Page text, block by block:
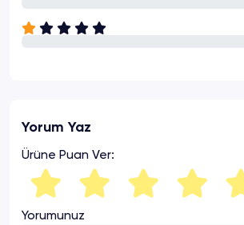
Yorum Yaz
Ürüne Puan Ver:
Yorumunuz